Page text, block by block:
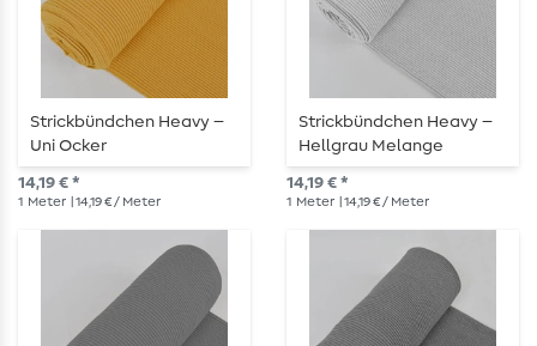
Strickbündchen Heavy –
Uni Ocker
14,19 € *
1 Meter | 14,19 € / Meter
Strickbündchen Heavy –
Hellgrau Melange
14,19 € *
1 Meter | 14,19 € / Meter